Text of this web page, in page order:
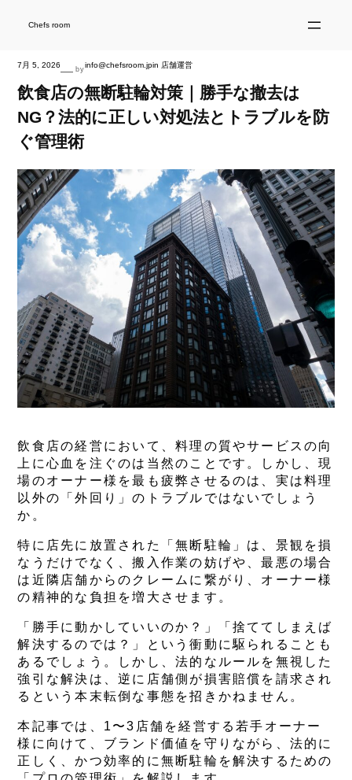
Chefs room
7月 5, 2026— byinfo@chefsroom.jpin 店舗運営
飲食店の無断駐輪対策｜勝手な撤去は
NG？法的に正しい対処法とトラブルを防
ぐ管理術
飲食店の経営において、料理の質やサービスの向
上に心血を注ぐのは当然のことです。しかし、現
場のオーナー様を最も疲弊させるのは、実は料理
以外の「外回り」のトラブルではないでしょう
か。
特に店先に放置された「無断駐輪」は、景観を損
なうだけでなく、搬入作業の妨げや、最悪の場合
は近隣店舗からのクレームに繋がり、オーナー様
の精神的な負担を増大させます。
「勝手に動かしていいのか？」「捨ててしまえば
解決するのでは？」という衝動に駆られることも
あるでしょう。しかし、法的なルールを無視した
強引な解決は、逆に店舗側が損害賠償を請求され
るという本末転倒な事態を招きかねません。
本記事では、1〜3店舗を経営する若手オーナー
様に向けて、ブランド価値を守りながら、法的に
正しく、かつ効率的に無断駐輪を解決するための